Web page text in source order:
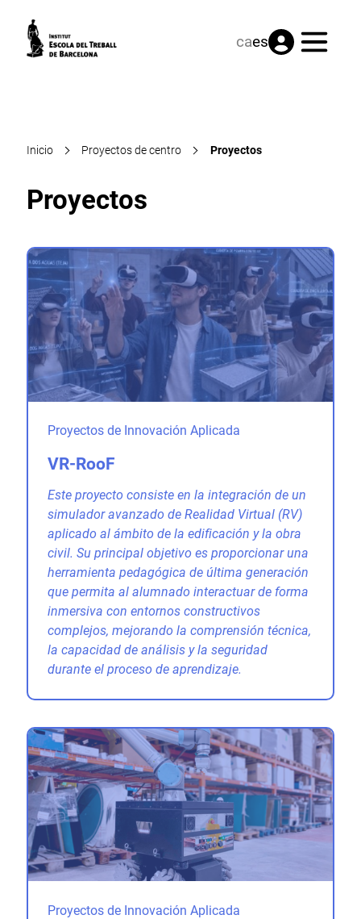
caes Menú
Inicio Proyectos de centro Proyectos
Proyectos
Proyectos de Innovación Aplicada
VR-RooF
Este proyecto consiste en la integración de un
simulador avanzado de Realidad Virtual (RV)
aplicado al ámbito de la edificación y la obra
civil. Su principal objetivo es proporcionar una
herramienta pedagógica de última generación
que permita al alumnado interactuar de forma
inmersiva con entornos constructivos
complejos, mejorando la comprensión técnica,
la capacidad de análisis y la seguridad
durante el proceso de aprendizaje.
Proyectos de Innovación Aplicada